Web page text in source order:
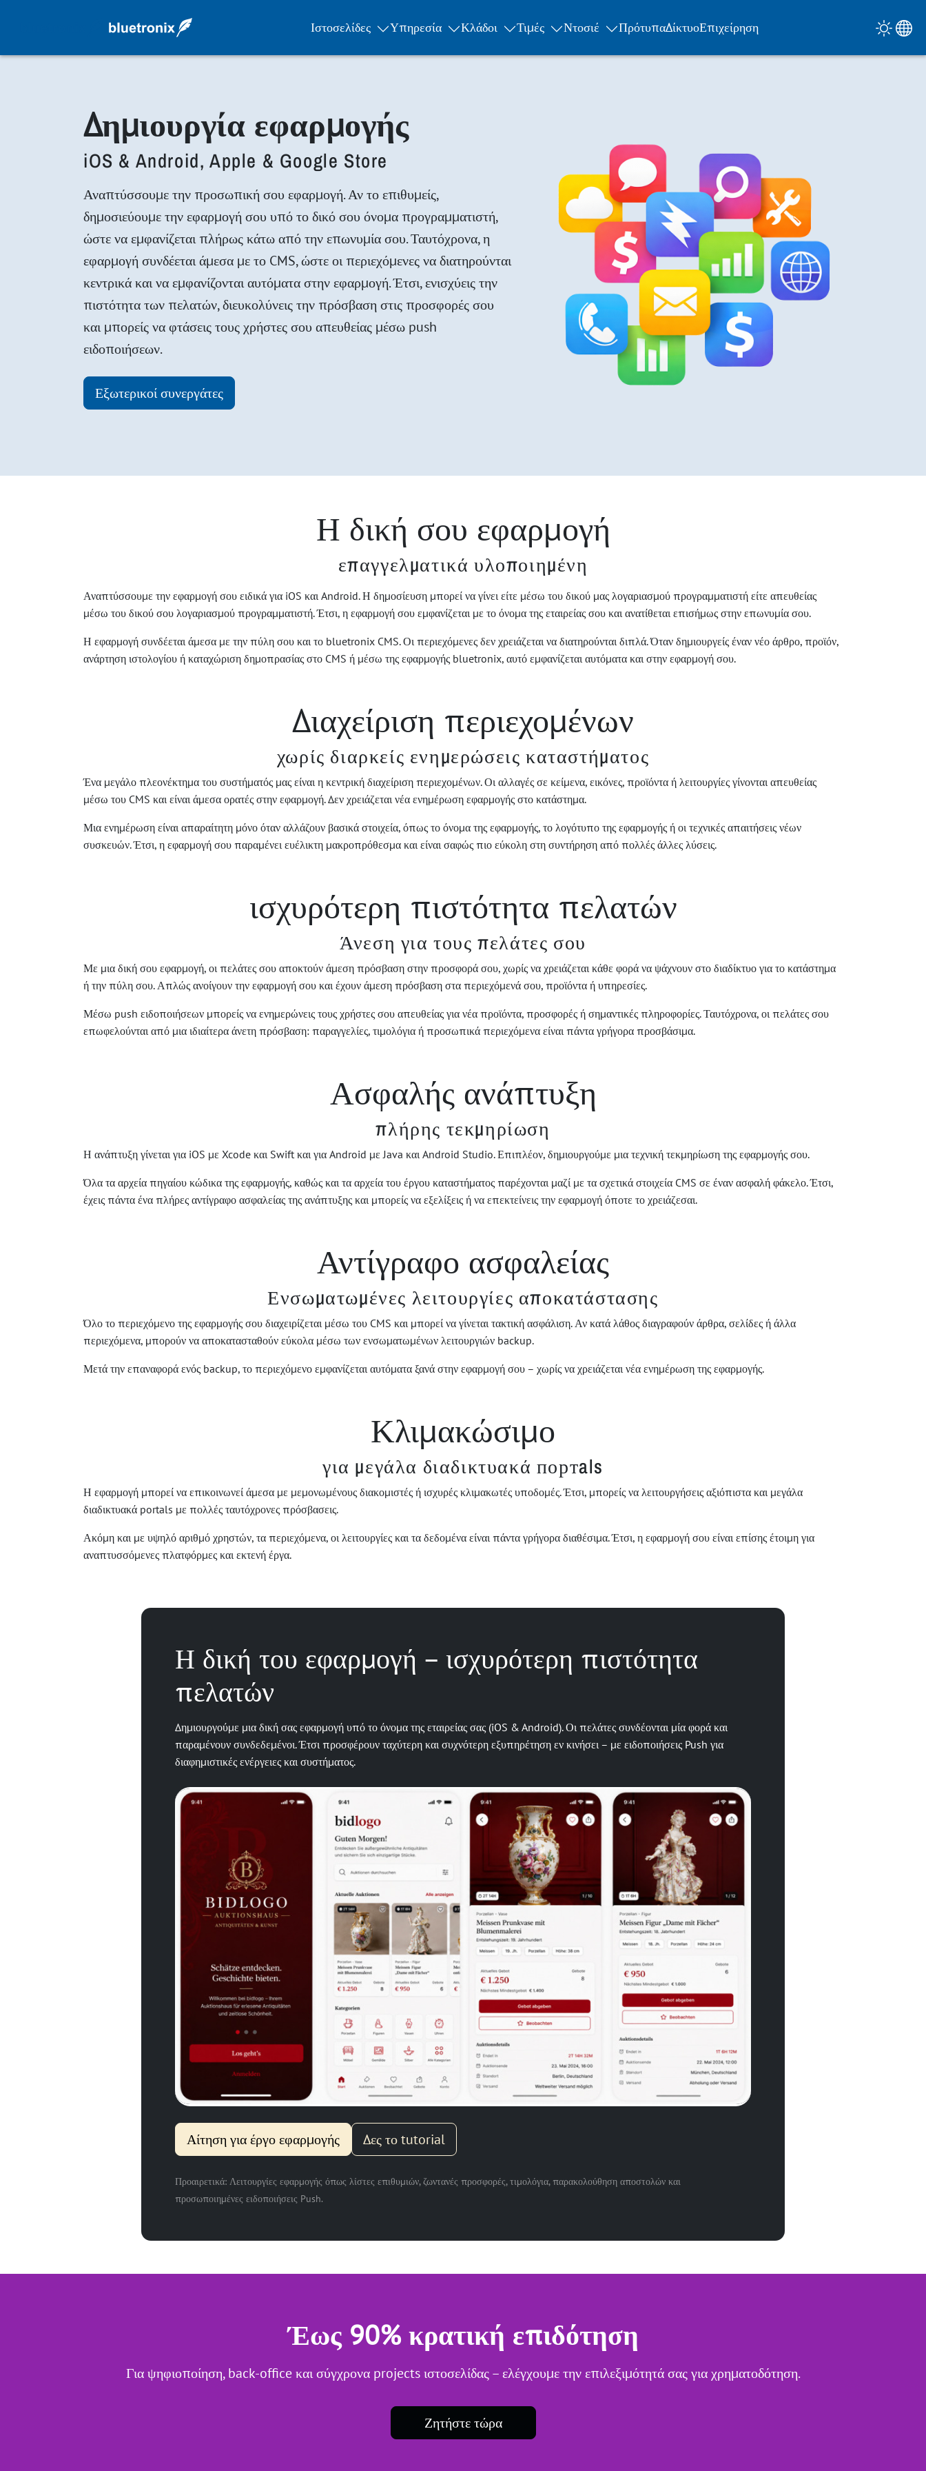
Ιστοσελίδες Υπηρεσία Κλάδοι Τιμές Ντοσιέ ΠρότυπαΔίκτυοΕπιχείρηση
Δημιουργία εφαρμογής
iOS & Android, Apple & Google Store
Αναπτύσσουμε την προσωπική σου εφαρμογή. Αν το επιθυμείς,
δημοσιεύουμε την εφαρμογή σου υπό το δικό σου όνομα προγραμματιστή,
ώστε να εμφανίζεται πλήρως κάτω από την επωνυμία σου. Ταυτόχρονα, η
εφαρμογή συνδέεται άμεσα με το CMS, ώστε οι περιεχόμενες να διατηρούνται
κεντρικά και να εμφανίζονται αυτόματα στην εφαρμογή. Έτσι, ενισχύεις την
πιστότητα των πελατών, διευκολύνεις την πρόσβαση στις προσφορές σου
και μπορείς να φτάσεις τους χρήστες σου απευθείας μέσω push
ειδοποιήσεων.
Εξωτερικοί συνεργάτες
Η δική σου εφαρμογή
επαγγελματικά υλοποιημένη
Αναπτύσσουμε την εφαρμογή σου ειδικά για iOS και Android. Η δημοσίευση μπορεί να γίνει είτε μέσω του δικού μας λογαριασμού προγραμματιστή είτε απευθείας
μέσω του δικού σου λογαριασμού προγραμματιστή. Έτσι, η εφαρμογή σου εμφανίζεται με το όνομα της εταιρείας σου και ανατίθεται επισήμως στην επωνυμία σου.
Η εφαρμογή συνδέεται άμεσα με την πύλη σου και το bluetronix CMS. Οι περιεχόμενες δεν χρειάζεται να διατηρούνται διπλά. Όταν δημιουργείς έναν νέο άρθρο, προϊόν,
ανάρτηση ιστολογίου ή καταχώριση δημοπρασίας στο CMS ή μέσω της εφαρμογής bluetronix, αυτό εμφανίζεται αυτόματα και στην εφαρμογή σου.
Διαχείριση περιεχομένων
χωρίς διαρκείς ενημερώσεις καταστήματος
Ένα μεγάλο πλεονέκτημα του συστήματός μας είναι η κεντρική διαχείριση περιεχομένων. Οι αλλαγές σε κείμενα, εικόνες, προϊόντα ή λειτουργίες γίνονται απευθείας
μέσω του CMS και είναι άμεσα ορατές στην εφαρμογή. Δεν χρειάζεται νέα ενημέρωση εφαρμογής στο κατάστημα.
Μια ενημέρωση είναι απαραίτητη μόνο όταν αλλάζουν βασικά στοιχεία, όπως το όνομα της εφαρμογής, το λογότυπο της εφαρμογής ή οι τεχνικές απαιτήσεις νέων
συσκευών. Έτσι, η εφαρμογή σου παραμένει ευέλικτη μακροπρόθεσμα και είναι σαφώς πιο εύκολη στη συντήρηση από πολλές άλλες λύσεις.
ισχυρότερη πιστότητα πελατών
Άνεση για τους πελάτες σου
Με μια δική σου εφαρμογή, οι πελάτες σου αποκτούν άμεση πρόσβαση στην προσφορά σου, χωρίς να χρειάζεται κάθε φορά να ψάχνουν στο διαδίκτυο για το κατάστημα
ή την πύλη σου. Απλώς ανοίγουν την εφαρμογή σου και έχουν άμεση πρόσβαση στα περιεχόμενά σου, προϊόντα ή υπηρεσίες.
Μέσω push ειδοποιήσεων μπορείς να ενημερώνεις τους χρήστες σου απευθείας για νέα προϊόντα, προσφορές ή σημαντικές πληροφορίες. Ταυτόχρονα, οι πελάτες σου
επωφελούνται από μια ιδιαίτερα άνετη πρόσβαση: παραγγελίες, τιμολόγια ή προσωπικά περιεχόμενα είναι πάντα γρήγορα προσβάσιμα.
Ασφαλής ανάπτυξη
πλήρης τεκμηρίωση
Η ανάπτυξη γίνεται για iOS με Xcode και Swift και για Android με Java και Android Studio. Επιπλέον, δημιουργούμε μια τεχνική τεκμηρίωση της εφαρμογής σου.
Όλα τα αρχεία πηγαίου κώδικα της εφαρμογής, καθώς και τα αρχεία του έργου καταστήματος παρέχονται μαζί με τα σχετικά στοιχεία CMS σε έναν ασφαλή φάκελο. Έτσι,
έχεις πάντα ένα πλήρες αντίγραφο ασφαλείας της ανάπτυξης και μπορείς να εξελίξεις ή να επεκτείνεις την εφαρμογή όποτε το χρειάζεσαι.
Αντίγραφο ασφαλείας
Ενσωματωμένες λειτουργίες αποκατάστασης
Όλο το περιεχόμενο της εφαρμογής σου διαχειρίζεται μέσω του CMS και μπορεί να γίνεται τακτική ασφάλιση. Αν κατά λάθος διαγραφούν άρθρα, σελίδες ή άλλα
περιεχόμενα, μπορούν να αποκατασταθούν εύκολα μέσω των ενσωματωμένων λειτουργιών backup.
Μετά την επαναφορά ενός backup, το περιεχόμενο εμφανίζεται αυτόματα ξανά στην εφαρμογή σου – χωρίς να χρειάζεται νέα ενημέρωση της εφαρμογής.
Κλιμακώσιμο
για μεγάλα διαδικτυακά портals
Η εφαρμογή μπορεί να επικοινωνεί άμεσα με μεμονωμένους διακομιστές ή ισχυρές κλιμακωτές υποδομές. Έτσι, μπορείς να λειτουργήσεις αξιόπιστα και μεγάλα
διαδικτυακά portals με πολλές ταυτόχρονες πρόσβασεις.
Ακόμη και με υψηλό αριθμό χρηστών, τα περιεχόμενα, οι λειτουργίες και τα δεδομένα είναι πάντα γρήγορα διαθέσιμα. Έτσι, η εφαρμογή σου είναι επίσης έτοιμη για
αναπτυσσόμενες πλατφόρμες και εκτενή έργα.
Η δική του εφαρμογή – ισχυρότερη πιστότητα
πελατών
Δημιουργούμε μια δική σας εφαρμογή υπό το όνομα της εταιρείας σας (iOS & Android). Οι πελάτες συνδέονται μία φορά και
παραμένουν συνδεδεμένοι. Έτσι προσφέρουν ταχύτερη και συχνότερη εξυπηρέτηση εν κινήσει – με ειδοποιήσεις Push για
διαφημιστικές ενέργειες και συστήματος.
Αίτηση για έργο εφαρμογής Δες το tutorial
Προαιρετικά: Λειτουργίες εφαρμογής όπως λίστες επιθυμιών, ζωντανές προσφορές, τιμολόγια, παρακολούθηση αποστολών και
προσωποιημένες ειδοποιήσεις Push.
Έως 90% κρατική επιδότηση
Για ψηφιοποίηση, back-office και σύγχρονα projects ιστοσελίδας – ελέγχουμε την επιλεξιμότητά σας για χρηματοδότηση.
Ζητήστε τώρα